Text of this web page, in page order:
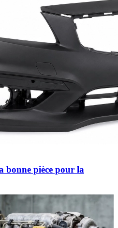
bonne pièce pour la